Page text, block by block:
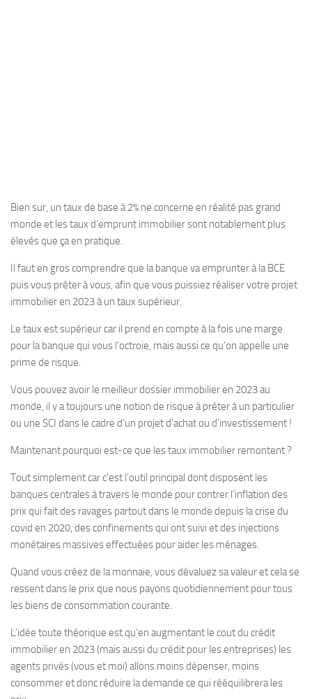
Bien sur, un taux de base à 2% ne concerne en réalité pas grand
monde et les taux d’emprunt immobilier sont notablement plus
élevés que ça en pratique.
Il faut en gros comprendre que la banque va emprunter à la BCE
puis vous prêter à vous, afin que vous puissiez réaliser votre projet
immobilier en 2023 à un taux supérieur.
Le taux est supérieur car il prend en compte à la fois une marge
pour la banque qui vous l’octroie, mais aussi ce qu’on appelle une
prime de risque.
Vous pouvez avoir le meilleur dossier immobilier en 2023 au
monde, il y a toujours une notion de risque à prêter à un particulier
ou une SCI dans le cadre d’un projet d’achat ou d’investissement !
Maintenant pourquoi est-ce que les taux immobilier remontent ?
Tout simplement car c’est l’outil principal dont disposent les
banques centrales à travers le monde pour contrer l’inflation des
prix qui fait des ravages partout dans le monde depuis la crise du
covid en 2020, des confinements qui ont suivi et des injections
monétaires massives effectuées pour aider les ménages.
Quand vous créez de la monnaie, vous dévaluez sa valeur et cela se
ressent dans le prix que nous payons quotidiennement pour tous
les biens de consommation courante.
L’idée toute théorique est qu’en augmentant le cout du crédit
immobilier en 2023 (mais aussi du crédit pour les entreprises) les
agents privés (vous et moi) allons moins dépenser, moins
consommer et donc réduire la demande ce qui rééquilibrera les